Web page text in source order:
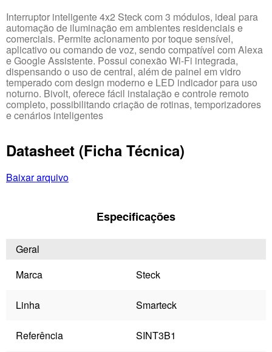
Interruptor inteligente 4x2 Steck com 3 módulos, ideal para
automação de iluminação em ambientes residenciais e
comerciais. Permite acionamento por toque sensível,
aplicativo ou comando de voz, sendo compatível com Alexa
e Google Assistente. Possui conexão Wi-Fi integrada,
dispensando o uso de central, além de painel em vidro
temperado com design moderno e LED indicador para uso
noturno. Bivolt, oferece fácil instalação e controle remoto
completo, possibilitando criação de rotinas, temporizadores
e cenários inteligentes
Datasheet (Ficha Técnica)
Baixar arquivo
Especificações
Geral
Marca
Steck
Linha Smarteck
Referência SINT3B1